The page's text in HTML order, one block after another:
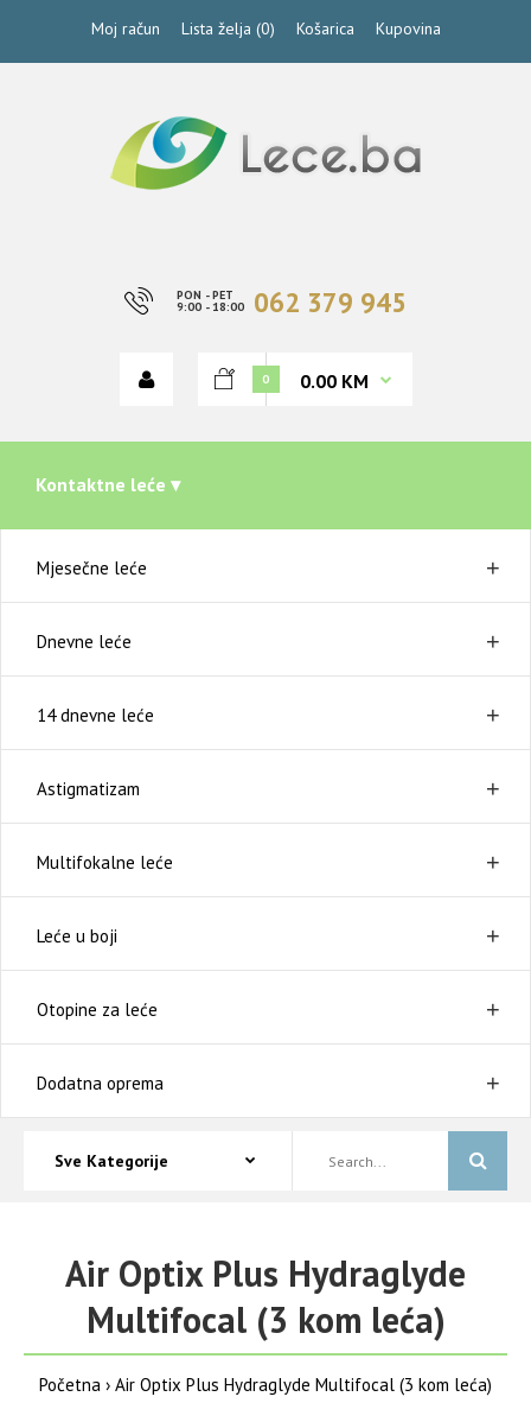
Moj račun Lista želja (0) Košarica Kupovina
PON - PET
9:00 - 18:00 062 379 945
0 0.00 KM
Kontaktne leće ▾
Mjesečne leće
Dnevne leće
14 dnevne leće
Astigmatizam
Multifokalne leće
Leće u boji
Otopine za leće
Dodatna oprema
Air Optix Plus Hydraglyde
Multifocal (3 kom leća)
Početna Air Optix Plus Hydraglyde Multifocal (3 kom leća)